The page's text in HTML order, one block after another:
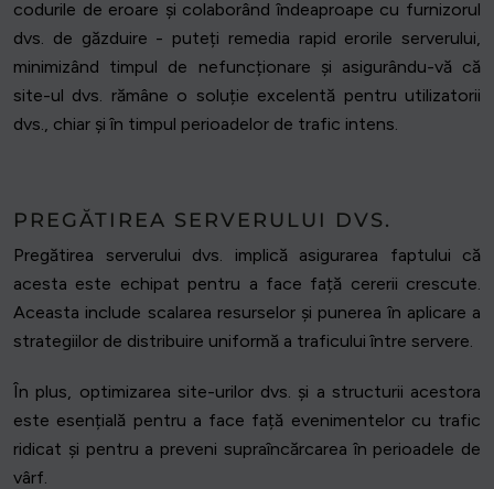
codurile de eroare și colaborând îndeaproape cu furnizorul
dvs. de găzduire - puteți remedia rapid erorile serverului,
minimizând timpul de nefuncționare și asigurându-vă că
site-ul dvs. rămâne o soluție excelentă pentru utilizatorii
dvs., chiar și în timpul perioadelor de trafic intens.
PREGĂTIREA SERVERULUI DVS.
Pregătirea serverului dvs. implică asigurarea faptului că
acesta este echipat pentru a face față cererii crescute.
Aceasta include scalarea resurselor și punerea în aplicare a
strategiilor de distribuire uniformă a traficului între servere.
În plus, optimizarea site-urilor dvs. și a structurii acestora
este esențială pentru a face față evenimentelor cu trafic
ridicat și pentru a preveni supraîncărcarea în perioadele de
vârf.